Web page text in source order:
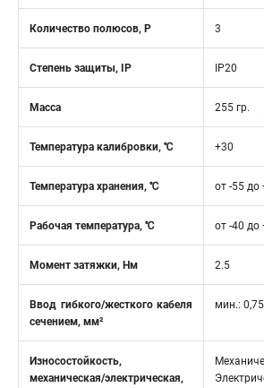
Количество полюсов, Р 3
Степень защиты, IP IP20
Масса 255 гр.
Температура калибровки, ℃ +30
Температура хранения, ℃ от -55 до
Рабочая температура, ℃ от -40 до
Момент затяжки, Нм 2.5
Ввод гибкого/жесткого кабеля
сечением, мм²
мин.:
Износостойкость,
механическая/электрическая,